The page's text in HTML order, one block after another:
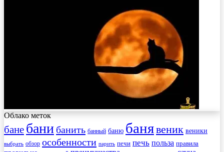
Облако меток
бане бани банить банный баню банявеник веники
выбрать обзор особенности парить печи печь польза правила